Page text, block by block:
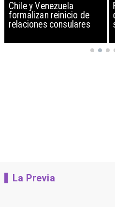
Chile y Venezuela
formalizan reinicio de
relaciones consulares
La Previa